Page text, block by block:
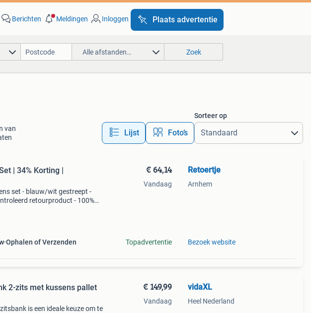
Berichten Meldingen Inloggen Plaats advertentie
Alle afstanden… Zoek
van
Lijst Foto’s
Sorteer op
| 34% Korting |
set - blauw/wit gestreept -
retourproduct - 100%
Ophalen of Verzenden
€ 64,14
Vandaag
Topadvertentie
Retoertje
Arnhem
Bezoek website
2-zits met kussens pallet
is een ideale keuze om te
€ 149,99
Vandaag
vidaXL
Heel Nederland